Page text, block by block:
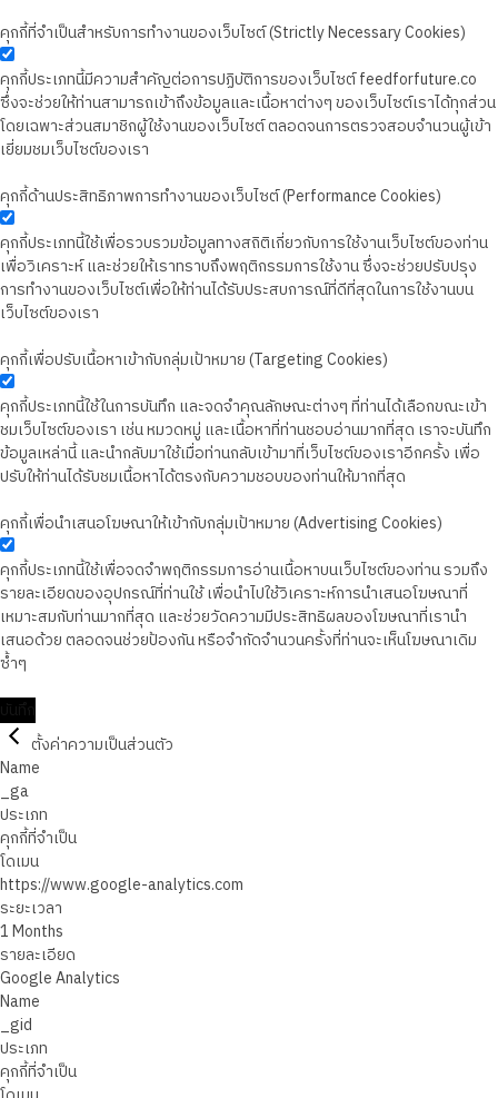
คุกกี้ที่จำเป็นสำหรับการทำงานของเว็บไซต์ (Strictly Necessary Cookies)
คุกกี้ประเภทนี้มีความสำคัญต่อการปฏิบัติการของเว็บไซต์ feedforfuture.co
ซึ่งจะช่วยให้ท่านสามารถเข้าถึงข้อมูลและเนื้อหาต่างๆ ของเว็บไซต์เราได้ทุกส่วน
โดยเฉพาะส่วนสมาชิกผู้ใช้งานของเว็บไซต์ ตลอดจนการตรวจสอบจำนวนผู้เข้า
เยี่ยมชมเว็บไซต์ของเรา
คุกกี้ด้านประสิทธิภาพการทำงานของเว็บไซต์ (Performance Cookies)
คุกกี้ประเภทนี้ใช้เพื่อรวบรวมข้อมูลทางสถิติเกี่ยวกับการใช้งานเว็บไซต์ของท่าน
เพื่อวิเคราะห์ และช่วยให้เราทราบถึงพฤติกรรมการใช้งาน ซึ่งจะช่วยปรับปรุง
การทำงานของเว็บไซต์เพื่อให้ท่านได้รับประสบการณ์ที่ดีที่สุดในการใช้งานบน
เว็บไซต์ของเรา
คุกกี้เพื่อปรับเนื้อหาเข้ากับกลุ่มเป้าหมาย (Targeting Cookies)
คุกกี้ประเภทนี้ใช้ในการบันทึก และจดจำคุณลักษณะต่างๆ ที่ท่านได้เลือกขณะเข้า
ชมเว็บไซต์ของเรา เช่น หมวดหมู่ และเนื้อหาที่ท่านชอบอ่านมากที่สุด เราจะบันทึก
ข้อมูลเหล่านี้ และนำกลับมาใช้เมื่อท่านกลับเข้ามาที่เว็บไซต์ของเราอีกครั้ง เพื่อ
ปรับให้ท่านได้รับชมเนื้อหาได้ตรงกับความชอบของท่านให้มากที่สุด
คุกกี้เพื่อนำเสนอโฆษณาให้เข้ากับกลุ่มเป้าหมาย (Advertising Cookies)
คุกกี้ประเภทนี้ใช้เพื่อจดจำพฤติกรรมการอ่านเนื้อหาบนเว็บไซต์ของท่าน รวมถึง
รายละเอียดของอุปกรณ์ที่ท่านใช้ เพื่อนำไปใช้วิเคราะห์การนำเสนอโฆษณาที่
เหมาะสมกับท่านมากที่สุด และช่วยวัดความมีประสิทธิผลของโฆษณาที่เรานำ
เสนอด้วย ตลอดจนช่วยป้องกัน หรือจำกัดจำนวนครั้งที่ท่านจะเห็นโฆษณาเดิม
ซ้ำๆ
ตั้งค่าความเป็นส่วนตัว
Name
_ga
ประเภท
คุกกี้ที่จำเป็น
โดเมน
https://www.google-analytics.com
ระยะเวลา
1 Months
รายละเอียด
Google Analytics
Name
_gid
ประเภท
คุกกี้ที่จำเป็น